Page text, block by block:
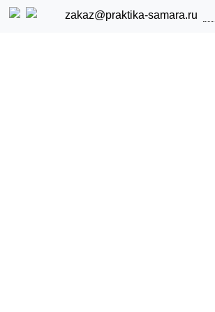
zakaz@praktika-samara.ru